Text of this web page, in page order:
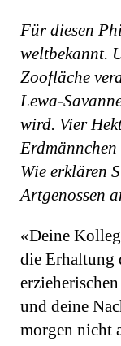
Für diesen
weltbekannt.
Zoofläche
Lewa-
wird. Vier
Erdmännchen
Wie erklären
Artgenossen
«Deine
die Erhaltung
und deine
morgen nicht